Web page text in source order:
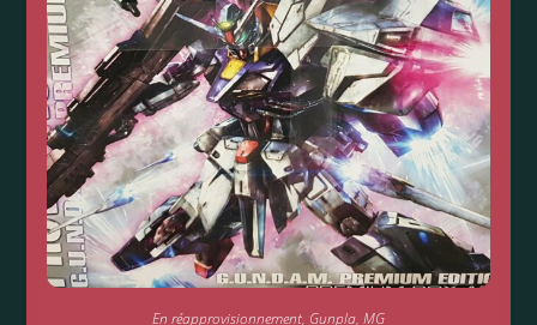
En réapprovisionnement, Gunpla, MG